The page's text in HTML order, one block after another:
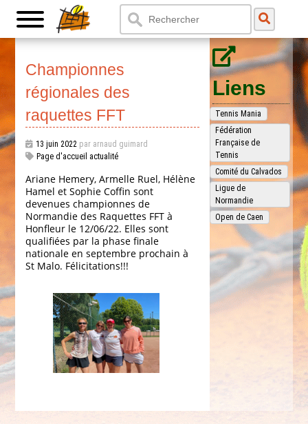
Championnes
régionales des
raquettes FFT
13 juin 2022 par arnaud guimard
Page d'accueil actualité
Ariane Hemery, Armelle Ruel, Hélène
Hamel et Sophie Coffin sont
devenues championnes de
Normandie des Raquettes FFT à
Honfleur le 12/06/22. Elles sont
qualifiées par la phase finale
nationale en septembre prochain à
St Malo. Félicitations!!!
Liens
Tennis Mania
Fédération
Française de
Tennis
Comité du Calvados
Ligue de
Normandie
Open de Caen